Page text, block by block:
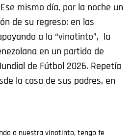
mismo día, por la noche un
de su regreso: en las
a la “vinotinto”, la
en un partido de
de Fútbol 2026. Repetía
la casa de sus padres, en
a nuestra vinotinto, tengo fe